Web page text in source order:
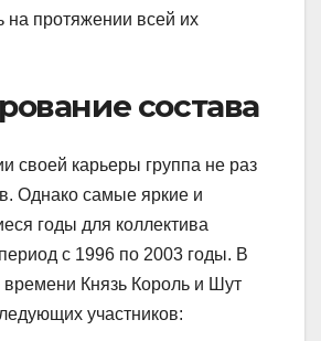
на протяжении всей их
состава
своей карьеры группа не раз
Однако самые яркие и
годы для коллектива
с 1996 по 2003 годы. В
времени Князь Король и Шут
участников: